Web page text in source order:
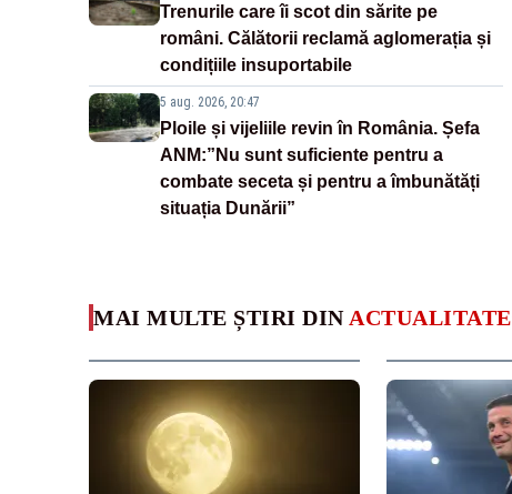
Trenurile care îi scot din sărite pe
români. Călătorii reclamă aglomerația și
condițiile insuportabile
5 aug. 2026, 20:47
Ploile și vijeliile revin în România. Șefa
ANM:”Nu sunt suficiente pentru a
combate seceta și pentru a îmbunătăți
situația Dunării”
MAI MULTE ȘTIRI DIN ACTUALITATE